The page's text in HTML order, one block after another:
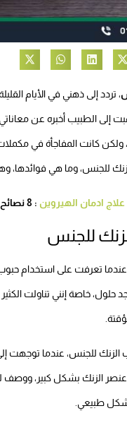
، تردد إلى ذهني في الأيام
إلى الطبيب أخبره عن
كانت المفاجأة في مكملات
للجنس، وما هي فوائدها،
علاج ادمان الهيروين : 8 نصائح هامه جدا تساعدك فالشفاء التام
للجنس
عندما تعرفت على استخدام
خاصة إنني تناولت
للجنس، عندما توجهت
الزنك بشكل كبير، ووصف
طبيعي.